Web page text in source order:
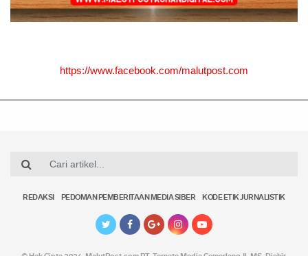
https://www.facebook.com/malutpost.com
REDAKSI PEDOMAN PEMBERITAAN MEDIA SIBER KODE ETIK JURNALISTIK